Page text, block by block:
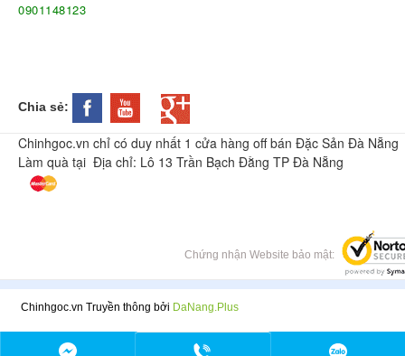
0901148123
Chia sẻ:
Chinhgoc.vn chỉ có duy nhất 1 cửa hàng off bán Đặc Sản Đà Nẵng
Làm quà tại Địa chỉ: Lô 13 Trần Bạch Đằng TP Đà Nẵng
Chứng nhận Website bảo mật:
Chinhgoc.vn Truyền thông bởi DaNang.Plus